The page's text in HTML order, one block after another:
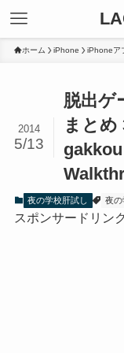
ホーム iPhone iPhoneア
脱出ゲ
まとめ
2014
5/13
夜の学校肝試し 夜の
スポンサードリンク